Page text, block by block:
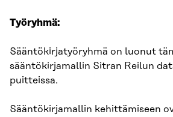
Työryhmä:
Sääntökirjatyöryhmä on luonut
sääntökirjamallin Sitran Reilun
puitteissa.
Sääntökirjamallin kehittämiseen